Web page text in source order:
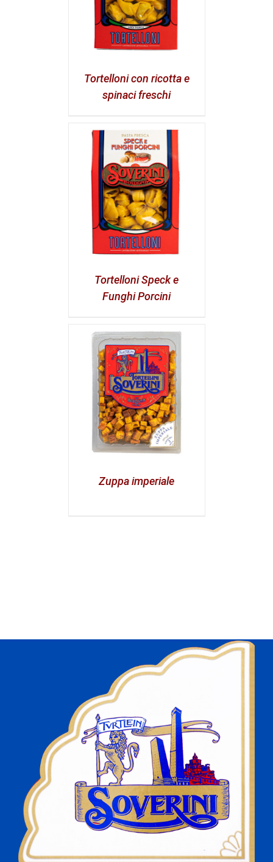
Tortelloni con ricotta e
spinaci freschi
Tortelloni Speck e
Funghi Porcini
Zuppa imperiale